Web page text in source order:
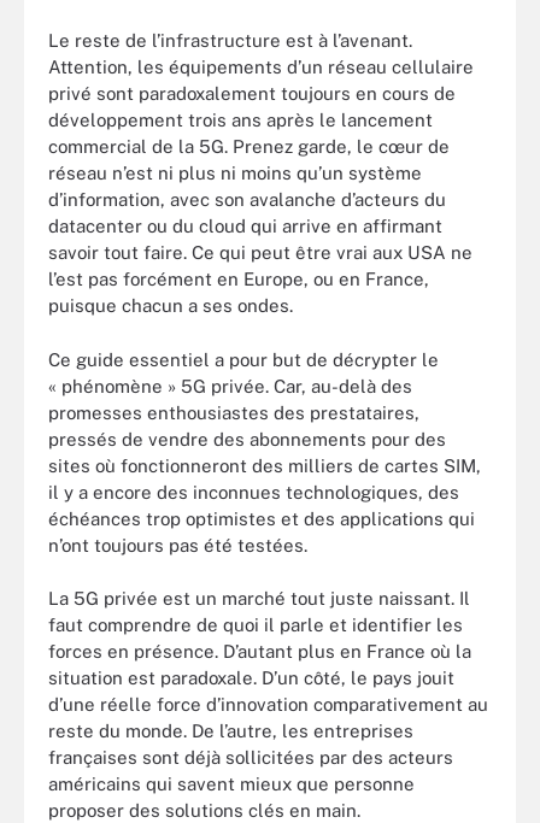
Le reste de l’infrastructure est à l’avenant.
Attention, les équipements d’un réseau cellulaire
privé sont paradoxalement toujours en cours de
développement trois ans après le lancement
commercial de la 5G. Prenez garde, le cœur de
réseau n’est ni plus ni moins qu’un système
d’information, avec son avalanche d’acteurs du
datacenter ou du cloud qui arrive en affirmant
savoir tout faire. Ce qui peut être vrai aux USA ne
l’est pas forcément en Europe, ou en France,
puisque chacun a ses ondes.
Ce guide essentiel a pour but de décrypter le
« phénomène » 5G privée. Car, au-delà des
promesses enthousiastes des prestataires,
pressés de vendre des abonnements pour des
sites où fonctionneront des milliers de cartes SIM,
il y a encore des inconnues technologiques, des
échéances trop optimistes et des applications qui
n’ont toujours pas été testées.
La 5G privée est un marché tout juste naissant. Il
faut comprendre de quoi il parle et identifier les
forces en présence. D’autant plus en France où la
situation est paradoxale. D’un côté, le pays jouit
d’une réelle force d’innovation comparativement au
reste du monde. De l’autre, les entreprises
françaises sont déjà sollicitées par des acteurs
américains qui savent mieux que personne
proposer des solutions clés en main.